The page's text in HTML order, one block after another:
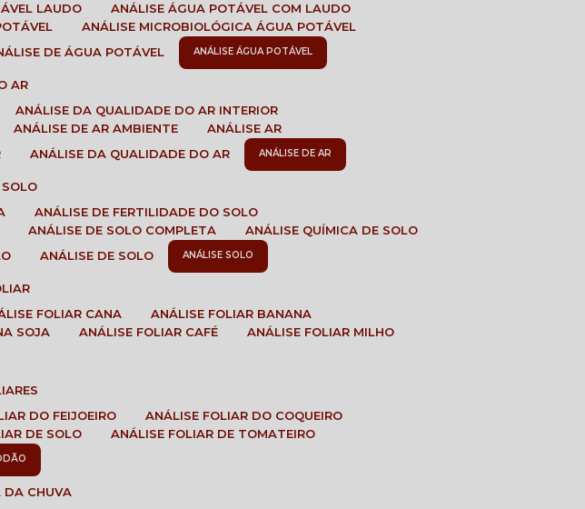
LAUDO
ANÁLISE ÁGUA POTÁVEL COM LAUDO
ANÁLISE MICROBIOLÓGICA ÁGUA POTÁVEL
DE ÁGUA POTÁVEL ANÁLISE ÁGUA POTÁVEL
AR
ANÁLISE DA QUALIDADE DO AR INTERIOR
ANÁLISE DE AR AMBIENTE
ANÁLISE AR
ANÁLISE DA QUALIDADE DO AR ANÁLISE DE AR
SOLO
ANÁLISE DE FERTILIDADE DO SOLO
ANÁLISE DE SOLO COMPLETA
ANÁLISE QUÍMICA DE SOLO
ANÁLISE DE SOLO ANÁLISE SOLO
FOLIAR CANA
ANÁLISE FOLIAR BANANA
SOJA ANÁLISE FOLIAR CAFÉ
ANÁLISE FOLIAR MILHO
DO FEIJOEIRO
ANÁLISE FOLIAR DO COQUEIRO
DE SOLO
ANÁLISE FOLIAR DE TOMATEIRO
DA CHUVA